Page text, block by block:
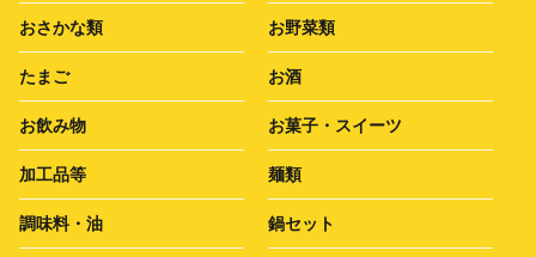
おさかな類 お野菜類
たまご お酒
お飲み物 お菓子・スイーツ
加工品等 麺類
調味料・油 鍋セット